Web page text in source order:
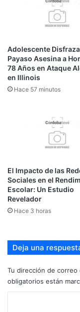
Adolescente
Payaso Asesina a
78 Años en Ataque
en Illinois
Hace 57 minutos
El Impacto de las
Sociales en el
Escolar: Un Estudio
Revelador
Hace 3 horas
Deja una
Tu dirección de
obligatorios están